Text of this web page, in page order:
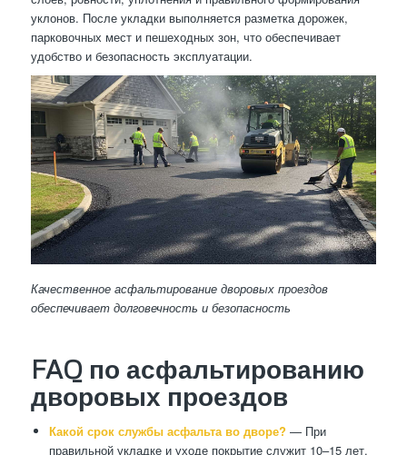
уклонов. После укладки выполняется разметка дорожек,
парковочных мест и пешеходных зон, что обеспечивает
удобство и безопасность эксплуатации.
Качественное асфальтирование дворовых проездов
обеспечивает долговечность и безопасность
FAQ по асфальтированию
дворовых проездов
Какой срок службы асфальта во дворе? — При
правильной укладке и уходе покрытие служит 10–15 лет.